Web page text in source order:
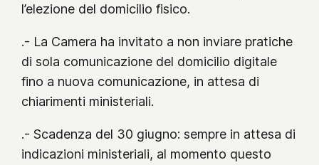
l’elezione del domicilio fisico.
.- La Camera ha invitato a non inviare pratiche
di sola comunicazione del domicilio digitale
fino a nuova comunicazione, in attesa di
chiarimenti ministeriali.
.- Scadenza del 30 giugno: sempre in attesa di
indicazioni ministeriali, al momento questo